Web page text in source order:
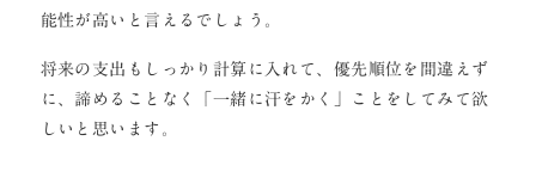
能性が高いと言えるでしょう。
将来の支出もしっかり計算に入れて、優先順位を間違えず
に、諦めることなく「一緒に汗をかく」ことをしてみて欲
しいと思います。